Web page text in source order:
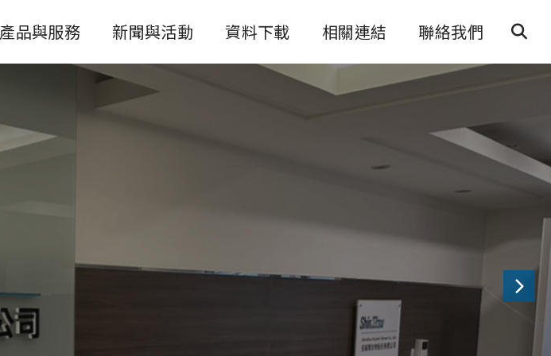
產品與服務 新聞與活動 資料下載 相關連結 聯絡我們